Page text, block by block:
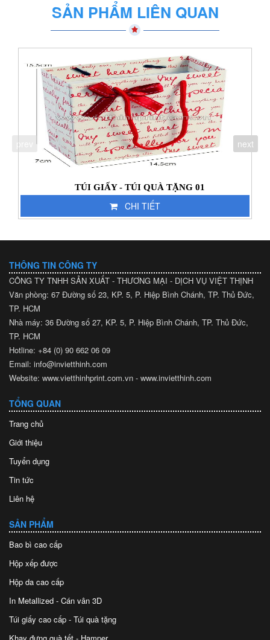
SẢN PHẨM LIÊN QUAN
TÚI GIẤY - TÚI QUÀ TẶNG 01
CHI TIẾT
next
THÔNG TIN CÔNG TY
CÔNG TY TNHH SẢN XUẤT - THƯƠNG MẠI - DỊCH VỤ VIỆT THỊNH
Văn phòng: 67 Đường số 23, KP. 5, P. Hiệp Bình Chánh, TP. Thủ Đức,
TP. HCM
Nhà máy: 36 Đường số 27, KP. 5, P. Hiệp Bình Chánh, TP. Thủ Đức,
TP. HCM
Hotline: +84 (0) 90 662 06 09
Email: info@invietthinh.com
Website: www.vietthinhprint.com.vn - www.invietthinh.com
TỔNG QUAN
Trang chủ
Giới thiệu
Tuyển dụng
Tin tức
Liên hệ
SẢN PHẨM
Bao bì cao cấp
Hộp xếp được
Hộp da cao cấp
In Metallized - Cán vân 3D
Túi giấy cao cấp - Túi quà tặng